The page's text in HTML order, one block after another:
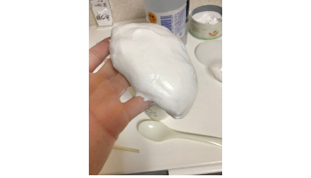
在学生・保証人の方
寄付・ご支援